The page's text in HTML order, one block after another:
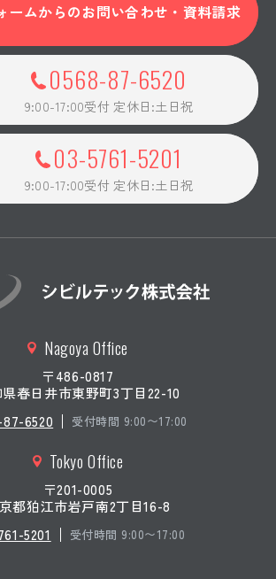
ームからのお問い合わせ・資料請求
0568-87-6520
9:00-17:00受付 定休日:土日祝
03-5761-5201
9:00-17:00受付 定休日:土日祝
Nagoya Office
〒486-0817
春日井市東野町3丁目22-10
6520
受付時間 9:00〜17:00
Tokyo Office
〒201-0005
都狛江市岩戸南2丁目16-8
5201
受付時間 9:00〜17:00